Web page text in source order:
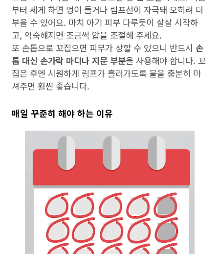
부터 세게 하면 멍이 들거나 림프선이 자극돼 오히려 더
부을 수 있어요. 마치 아기 피부 다루듯이 살살 시작하
고, 익숙해지면 조금씩 압을 조절해 주세요.
또 손톱으로 꼬집으면 피부가 상할 수 있으니 반드시 손
톱 대신 손가락 마디나 지문 부분을 사용해야 합니다. 꼬
집은 후엔 시원하게 림프가 흘러가도록 물을 충분히 마
셔주면 훨씬 좋습니다.
매일 꾸준히 해야 하는 이유